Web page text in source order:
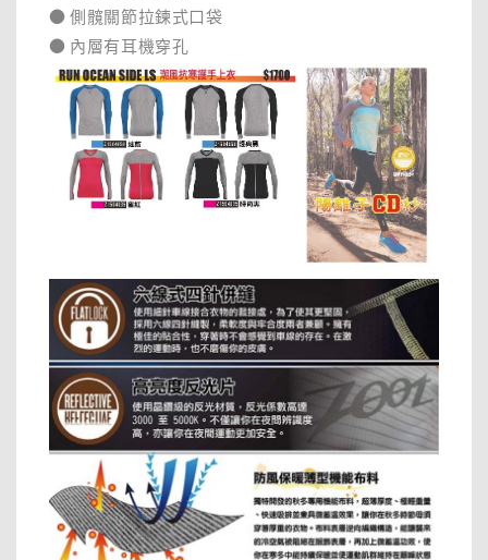
● 側髖關節拉鍊式口袋
● 內層有耳機穿孔